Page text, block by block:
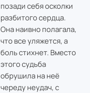
позади себя осколки
разбитого сердца.
Она наивно полагала,
что все уляжется, а
боль стихнет. Вместо
этого судьба
обрушила на неё
череду неудач, с